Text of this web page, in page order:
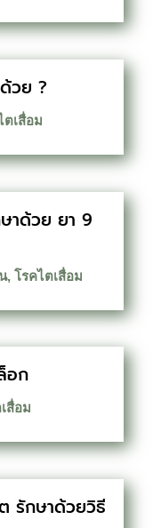
วย ?
ตเสื่อม
าด้วย ยา 9
, โรคไตเสื่อม
อก
สื่อม
ต รักษาด้วยวิธี